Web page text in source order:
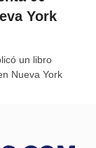
York
un libro
Nueva York